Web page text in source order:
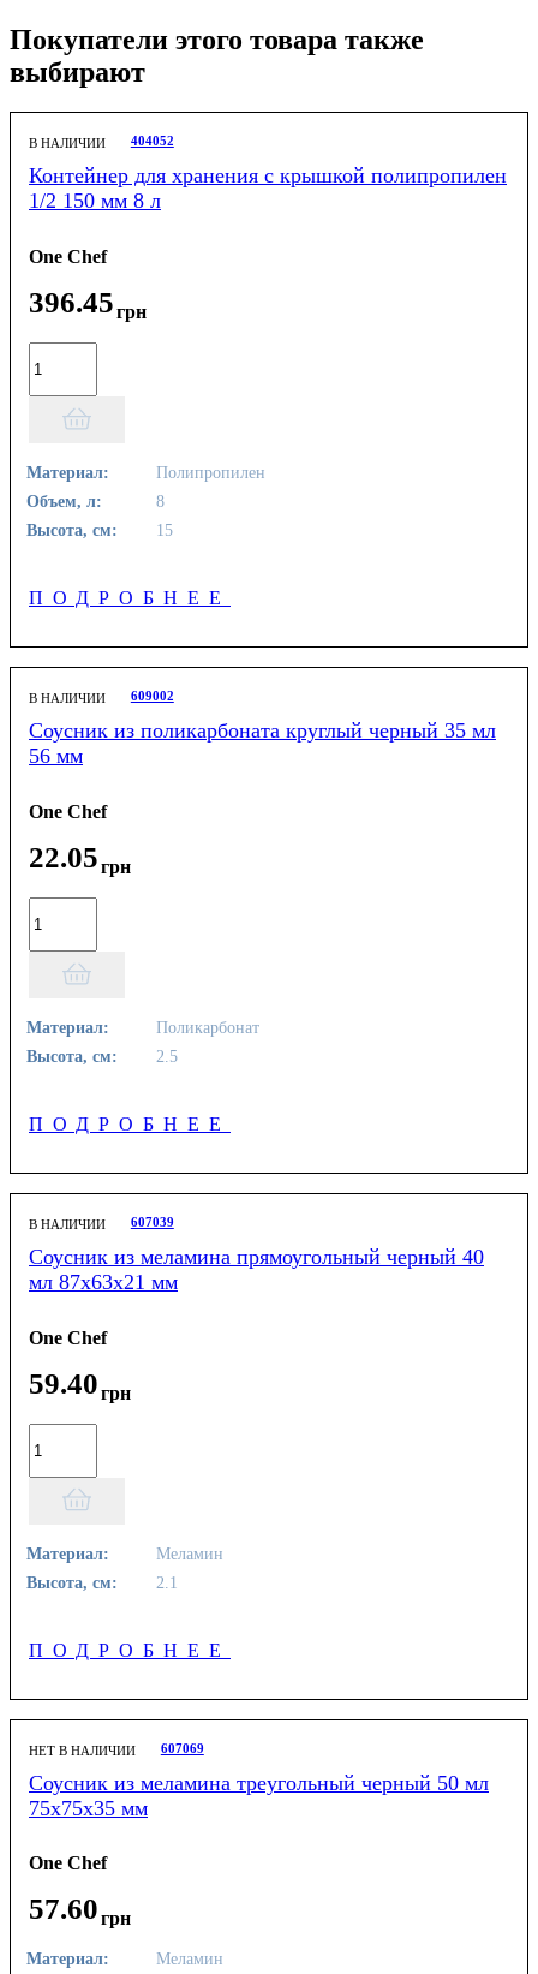
Покупатели этого товара также
выбирают
В НАЛИЧИИ 404052
Контейнер для хранения c крышкой полипропилен
1/2 150 мм 8 л
One Chef
396.45грн
Материал:
Полипропилен
Объем, л:
8
Высота, см:
15
ПОДРОБНЕЕ
В НАЛИЧИИ 609002
Соусник из поликарбоната круглый черный 35 мл
56 мм
One Chef
22.05грн
Материал:
Поликарбонат
Высота, см:
2.5
ПОДРОБНЕЕ
В НАЛИЧИИ 607039
Соусник из меламина прямоугольный черный 40
мл 87х63х21 мм
One Chef
59.40грн
Материал:
Меламин
Высота, см:
2.1
ПОДРОБНЕЕ
НЕТ В НАЛИЧИИ 607069
Соусник из меламина треугольный черный 50 мл
75х75х35 мм
One Chef
57.60грн
Материал: Меламин